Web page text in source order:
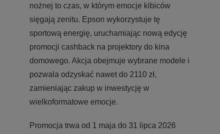
nożnej to czas, w którym emocje kibiców
sięgają zenitu. Epson wykorzystuje tę
sportową energię, uruchamiając nową edycję
promocji cashback na projektory do kina
domowego. Akcja obejmuje wybrane modele i
pozwala odzyskać nawet do 2110 zł,
zamieniając zakup w inwestycję w
wielkoformatowe emocje.
Promocja trwa od 1 maja do 31 lipca 2026